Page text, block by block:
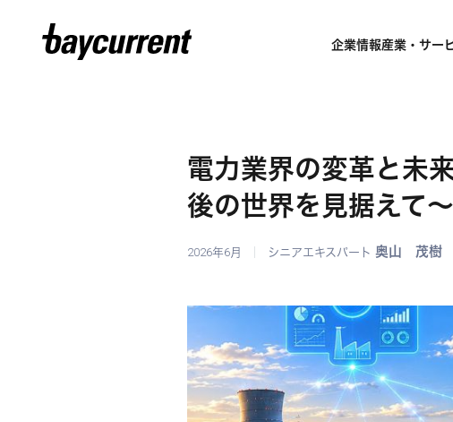
企業情報産業・サー
電力業界の変革と未
後の世界を見据えて
2026年6月 シニアエキスパート 奥山 茂樹